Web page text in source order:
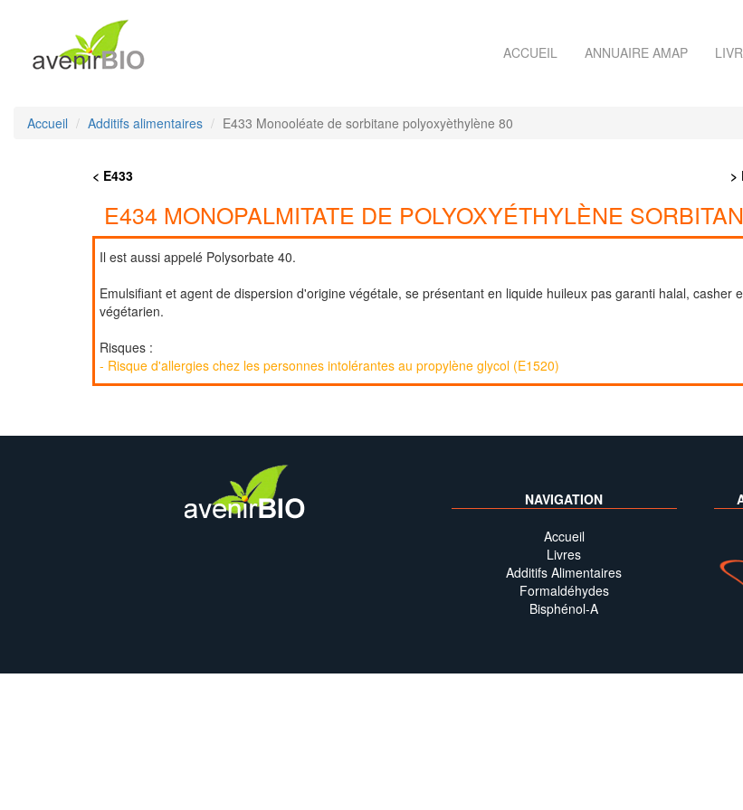
ACCUEIL ANNUAIRE AMAP
Accueil Additifs alimentaires E433 Monooléate de sorbitane polyoxyèthylène 80
< E433 >
E434 MONOPALMITATE DE POLYOXYÉTHYLÈNE
Il est aussi appelé Polysorbate 40.
Emulsifiant et agent de dispersion d'origine végétale, se présentant en liquide huileux pas garanti halal, casher
végétarien.
Risques :
- Risque d'allergies chez les personnes intolérantes au propylène glycol (E1520)
NAVIGATION
Accueil
Livres
Additifs Alimentaires
Formaldéhydes
Bisphénol-A